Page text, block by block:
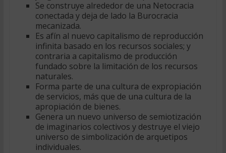
Se construye alrededor de una Netocracia
conectada y deja de lado la Burocracia
mecanizada.
Es afín al nuevo capitalismo de reproducción
infinita basado en los recursos sociales; y
contraria a capitalismo de producción
fundado sobre la limitación de los recursos
naturales.
Forma parte de una cultura de expropiación
de servicios, más que de una cultura de la
apropiación de bienes.
Genera un nuevo universo de semiotización
de imaginarios colectivos y destruye el viejo
universo de simbolización de arquetipos
individuales.